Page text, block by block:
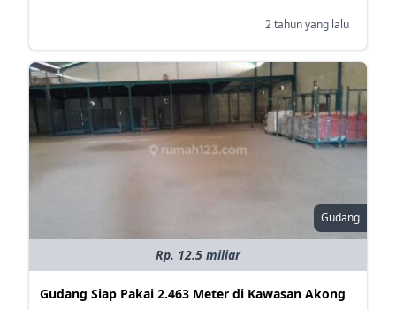
2 tahun yang lalu
Gudang
Rp. 12.5 miliar
Gudang Siap Pakai 2.463 Meter di Kawasan Akong